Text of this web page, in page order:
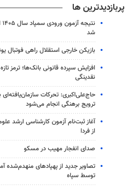
پربازدیدترین ها
شد
بازیکن خارجی استقلال راهی فوتبال
افزایش سپرده قانونی بانک‌ها؛ ترمز
نقدینگی
حاج‌علی‌اکبری: تحرکات سازمان‌یافته‌ای
ترویج برهنگی انجام می‌شود
آغاز ثبت‌نام‌ آزمون کارشناسی ارشد
از فردا
صدای انفجار مهیب در مسکو
تصاویر جدید از پهپادهای منهدم‌شده
توسط سپاه